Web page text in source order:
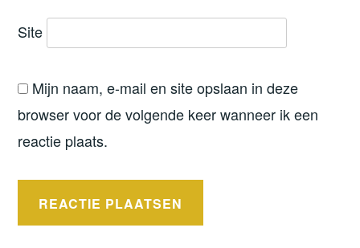
Site
Mijn naam, e-mail en site opslaan in deze
browser voor de volgende keer wanneer ik een
reactie plaats.